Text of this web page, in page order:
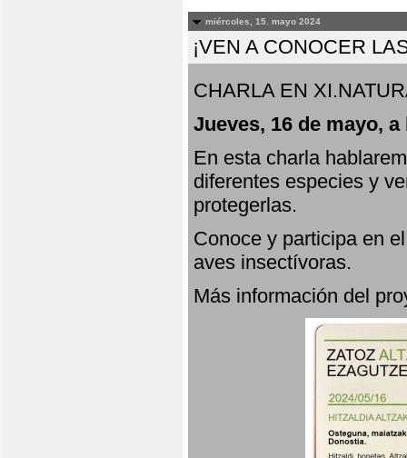
miércoles, 15. mayo 2024
¡VEN A CONOCER
CHARLA EN
Jueves, 16 de mayo,
En esta charla
diferentes especies y
protegerlas.
Conoce y participa en
aves insectívoras.
Más información del